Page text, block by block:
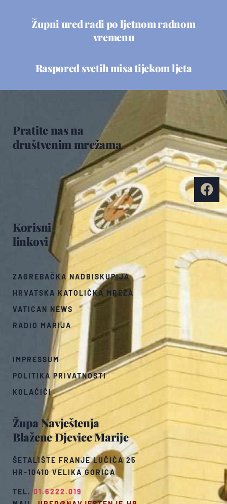
Župni ured radi po ljetnom radnom
vremenu
Raspored svetih misa tijekom ljeta
Župa Navještenja
Blažene Djevice Marije
ŠETALIŠTE FRANJE LUČIĆA 25
HR-10410 VELIKA GORICA
TEL.01.6222.019
Korisni
linkovi
ZAGREBAČKA NADBISKUPIJA
HRVATSKA KATOLIČKA MREŽA
VATICAN NEWS
RADIO MARIJA
IMPRESSUM
POLITIKA PRIVATNOSTI
KOLAČIĆI
Pratite nas na
društvenim mrežama